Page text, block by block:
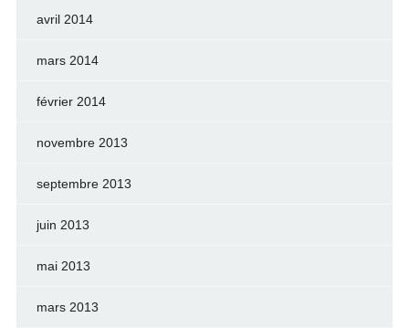
avril 2014
mars 2014
février 2014
novembre 2013
septembre 2013
juin 2013
mai 2013
mars 2013